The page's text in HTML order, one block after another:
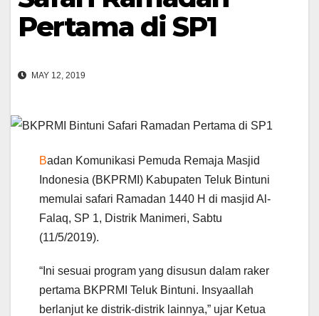
Pertama di SP1
MAY 12, 2019
Badan Komunikasi Pemuda Remaja Masjid
Indonesia (BKPRMI) Kabupaten Teluk Bintuni
memulai safari Ramadan 1440 H di masjid Al-
Falaq, SP 1, Distrik Manimeri, Sabtu
(11/5/2019).
“Ini sesuai program yang disusun dalam raker
pertama BKPRMI Teluk Bintuni. Insyaallah
berlanjut ke distrik-distrik lainnya,” ujar Ketua